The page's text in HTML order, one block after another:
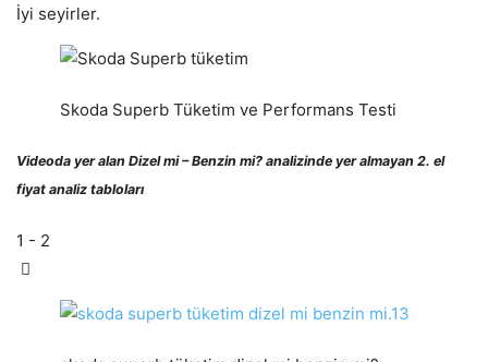
İyi seyirler.
Skoda Superb Tüketim ve Performans Testi
Videoda yer alan Dizel mi – Benzin mi? analizinde yer almayan 2. el
fiyat analiz tabloları
1 - 2